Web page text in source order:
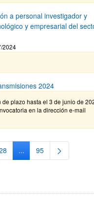
a personal investigador y
y empresarial del
2024
2024
plazo hasta el 3 de junio de
en la dirección e-mail
Use TAB para desplazarse.
Página
...Páginas intermedias
Página
95